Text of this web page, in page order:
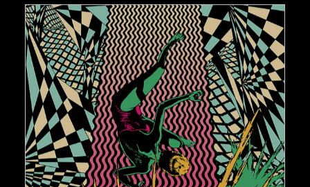
AJOUTER AU PANIER
€150,00